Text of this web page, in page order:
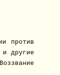
против
другие